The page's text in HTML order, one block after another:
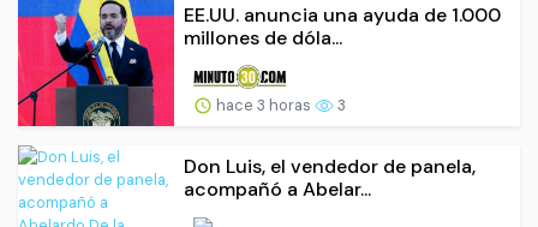
EE.UU. anuncia una ayuda de 1.000
millones de dóla...
hace 3 horas 3
Don Luis, el vendedor de panela,
acompañó a Abelar...